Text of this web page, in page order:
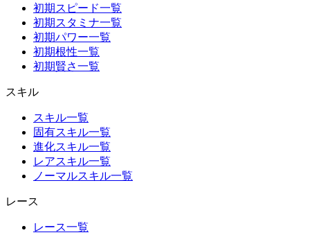
初期スピード一覧
初期スタミナ一覧
初期パワー一覧
初期根性一覧
初期賢さ一覧
スキル
スキル一覧
固有スキル一覧
進化スキル一覧
レアスキル一覧
ノーマルスキル一覧
レース
レース一覧